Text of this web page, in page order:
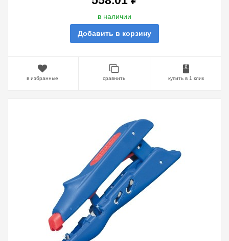
в наличии
Добавить в корзину
в избранные сравнить купить в 1 клик